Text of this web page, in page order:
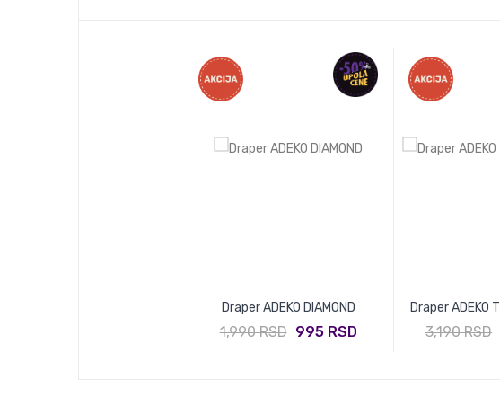
Draper ADEKO DIAMOND
1,990 RSD 995 RSD
Draper ADEKO
3,190 RSD